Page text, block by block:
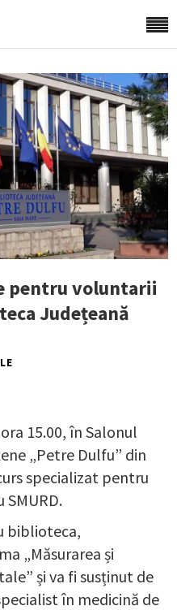
pentru voluntarii
Județeană
15.00, în Salonul
„Petre Dulfu” din
specializat pentru
biblioteca,
„Măsurarea și
și va fi susținut de
în medicină de